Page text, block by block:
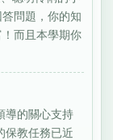
問題，你的知
而且本學期你
導的關心支持
保教任務已近